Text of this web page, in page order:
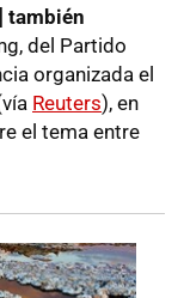
también
del Partido
organizada el
Reuters), en
el tema entre